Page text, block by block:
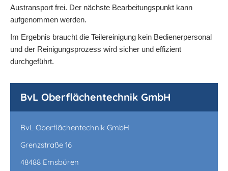
Austransport frei. Der nächste Bearbeitungspunkt kann
aufgenommen werden.
Im Ergebnis braucht die Teilereinigung kein Bedienerpersonal
und der Reinigungsprozess wird sicher und effizient
durchgeführt.
BvL Oberflächentechnik GmbH
BvL Oberflächentechnik GmbH
Grenzstraße 16
48488 Emsbüren